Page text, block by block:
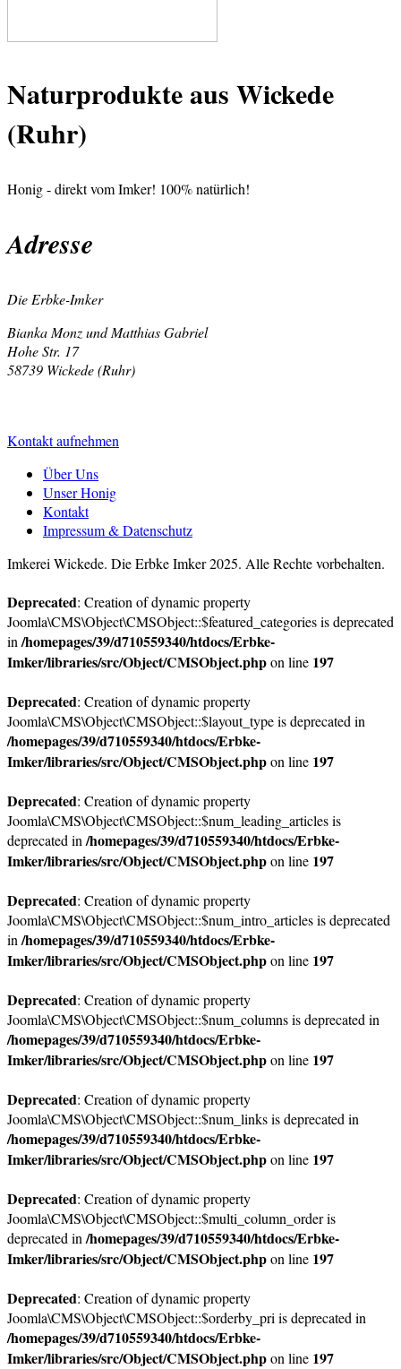
Naturprodukte aus Wickede
(Ruhr)
Honig - direkt vom Imker! 100% natürlich!
Adresse
Die Erbke-Imker
Bianka Monz und Matthias Gabriel
Hohe Str. 17
58739 Wickede (Ruhr)
Kontakt aufnehmen
Über Uns
Unser Honig
Kontakt
Impressum & Datenschutz
Imkerei Wickede. Die Erbke Imker 2025. Alle Rechte vorbehalten.
Deprecated: Creation of dynamic property
Joomla\CMS\Object\CMSObject::$featured_categories is deprecated
in /homepages/39/d710559340/htdocs/Erbke-
Imker/libraries/src/Object/CMSObject.phpon line 197
Deprecated: Creation of dynamic property
Joomla\CMS\Object\CMSObject::$layout_type is deprecated in
/homepages/39/d710559340/htdocs/Erbke-
Imker/libraries/src/Object/CMSObject.phpon line 197
Deprecated: Creation of dynamic property
Joomla\CMS\Object\CMSObject::$num_leading_articles is
deprecated in /homepages/39/d710559340/htdocs/Erbke-
Imker/libraries/src/Object/CMSObject.phpon line 197
Deprecated: Creation of dynamic property
Joomla\CMS\Object\CMSObject::$num_intro_articles is deprecated
in /homepages/39/d710559340/htdocs/Erbke-
Imker/libraries/src/Object/CMSObject.phpon line 197
Deprecated: Creation of dynamic property
Joomla\CMS\Object\CMSObject::$num_columns is deprecated in
/homepages/39/d710559340/htdocs/Erbke-
Imker/libraries/src/Object/CMSObject.phpon line 197
Deprecated: Creation of dynamic property
Joomla\CMS\Object\CMSObject::$num_links is deprecated in
/homepages/39/d710559340/htdocs/Erbke-
Imker/libraries/src/Object/CMSObject.phpon line 197
Deprecated: Creation of dynamic property
Joomla\CMS\Object\CMSObject::$multi_column_order is
deprecated in /homepages/39/d710559340/htdocs/Erbke-
Imker/libraries/src/Object/CMSObject.phpon line 197
Deprecated: Creation of dynamic property
Joomla\CMS\Object\CMSObject::$orderby_pri is deprecated in
/homepages/39/d710559340/htdocs/Erbke-
Imker/libraries/src/Object/CMSObject.phpon line 197